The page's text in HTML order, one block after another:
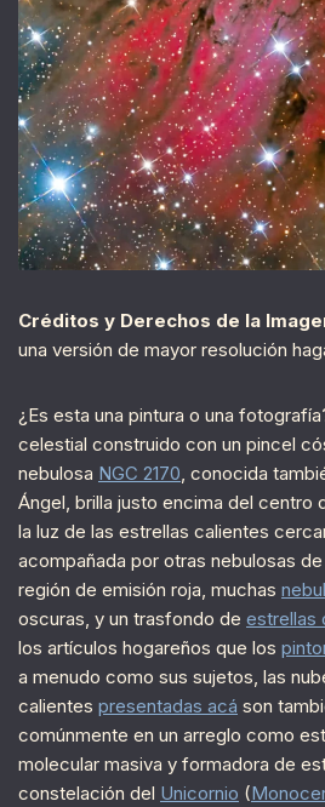
Créditos y Derechos de la
una versión de mayor resolución
¿Es esta una pintura o una
celestial construido con un pincel
nebulosa NGC 2170, conocida
Ángel, brilla justo encima del centro
la luz de las estrellas calientes
acompañada por otras nebulosas de
región de emisión roja, muchas
oscuras, y un trasfondo de estrellas
los artículos hogareños que los
a menudo como sus sujetos, las
calientes presentadas acá son
comúnmente en un arreglo como
molecular masiva y formadora de
constelación del Unicornio (